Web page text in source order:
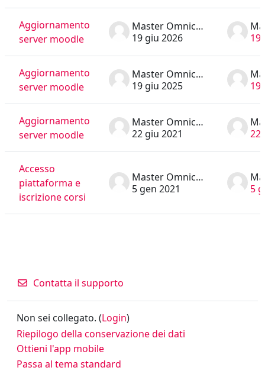
Aggiornamento
server moodle
Master Omnicomprensivo
19 giu 2026
19
Aggiornamento
server moodle
Master Omnicomprensivo
19 giu 2025
19
Aggiornamento
server moodle
Master Omnicomprensivo
22 giu 2021
22
Accesso
piattaforma e
iscrizione corsi
Master Omnicomprensivo
5 gen 2021
5
Contatta il supporto
Non sei collegato. (Login)
Riepilogo della conservazione dei dati
Ottieni l'app mobile
Passa al tema standard